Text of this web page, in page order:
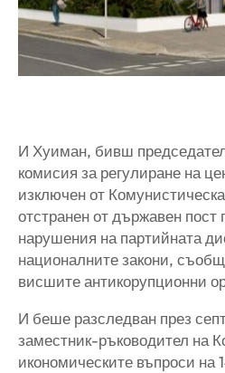
И Хуиман, бивш
комисия за регулиране на
изключен от
отстранен от държавен пост
нарушения на партийната
националните закони,
висшите антикорупционни
И беше разследван през
заместник-ръководител на
икономическите въпроси на